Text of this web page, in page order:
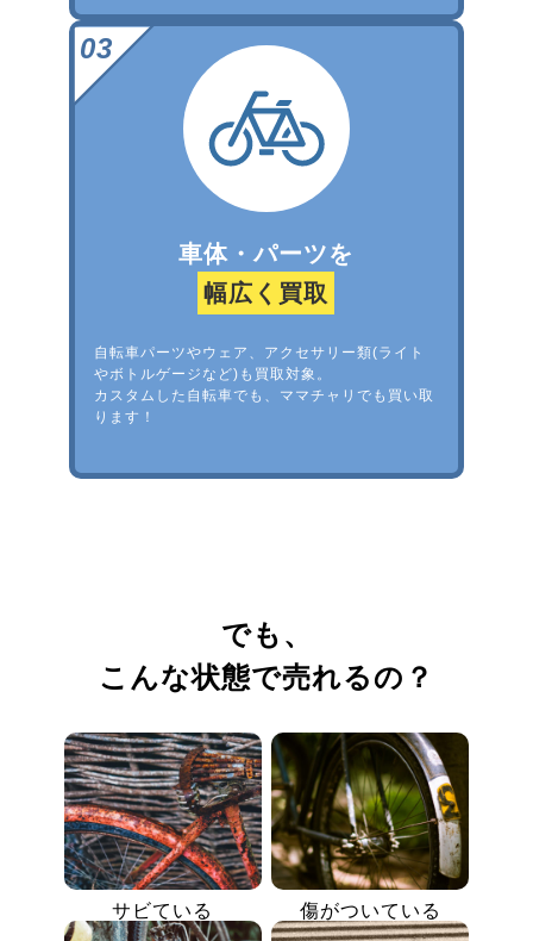
車体・パーツを
幅広く買取
自転車パーツやウェア、アクセサリー類(ライト
やボトルゲージなど)も買取対象。
カスタムした自転車でも、ママチャリでも買い取
ります！
でも、
こんな状態で売れるの？
サビている 傷がついている